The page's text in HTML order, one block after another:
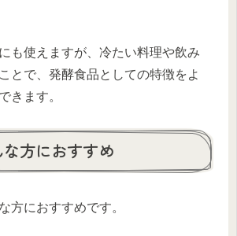
も使えますが、冷たい料理や飲み
とで、発酵食品としての特徴をよ
きます。
方におすすめ
方におすすめです。